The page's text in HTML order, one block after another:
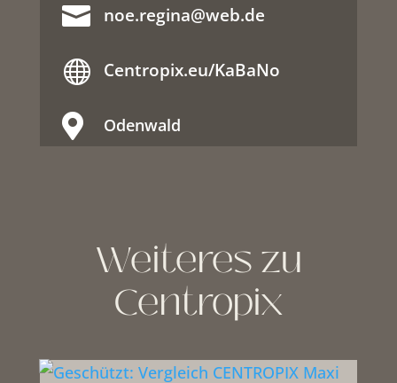
 noe.regina@web.de
 Centropix.eu/KaBaNo
 Odenwald
Weiteres zu
Centropix